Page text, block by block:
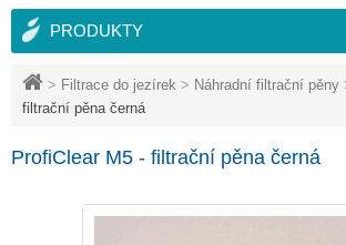
> Filtrace do jezírek > Náhradní filtrační pěny
filtrační pěna černá
ProfiClear M5 - filtrační pěna černá
PRODUKTY